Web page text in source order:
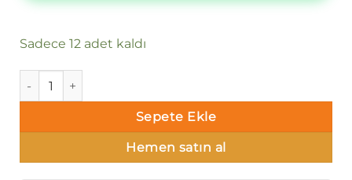
Sadece 12 adet kaldı
Komar Poster 84 8-414 adet
Sepete Ekle
Hemen satın al